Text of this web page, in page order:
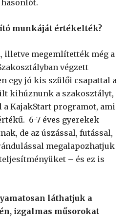
munkáját értékelték?
illetve megemlítették még a
végzett
egy jó kis szülői csapattal a
kihúznunk a szakosztályt,
KajakStart programot, ami
6-7 éves gyerekek
de az úszással, futással,
megalapozhatjuk
– és ez is
láthatjuk a
izgalmas műsorokat